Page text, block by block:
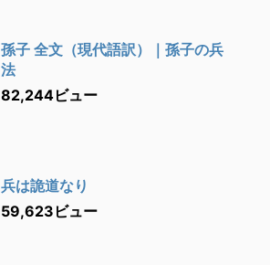
孫子 全文（現代語訳）｜孫子の兵
法
82,244ビュー
兵は詭道なり
59,623ビュー